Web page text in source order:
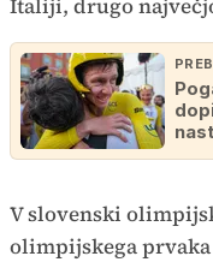
Italiji, drugo
V slovenski
olimpijskega